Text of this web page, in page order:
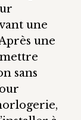
une
une
sans